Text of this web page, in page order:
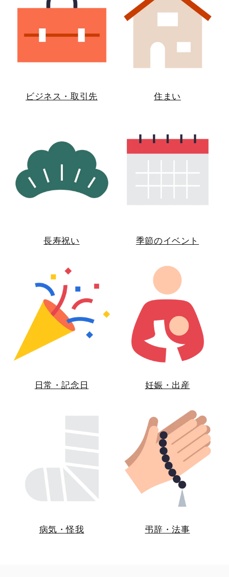
ビジネス・取引先 住まい
長寿祝い 季節のイベント
日常・記念日 妊娠・出産
病気・怪我 弔辞・法事